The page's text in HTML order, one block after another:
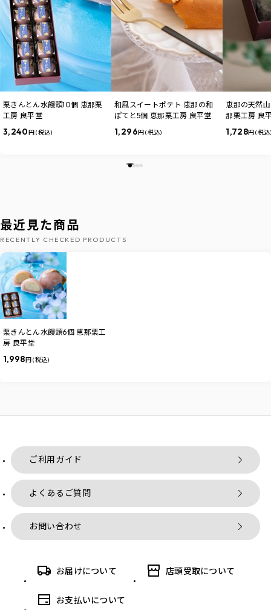
栗きんとん水饅頭10個 恵那栗
工房 良平堂
3,240 円 (税込)
和風スイートポテト 恵那の和
ぽてと5個 恵那栗工房 良平堂
1,296円 (税込)
恵那の天然
那栗工房 良
1,728円 (税込
最近見た商品
RECENTLY CHECKED PRODUCTS
栗きんとん水饅頭6個 恵那栗工
房 良平堂
1,998円 (税込)
ご利用ガイド
よくあるご質問
お問い合わせ
お届けについて 店頭受取について
お支払いについて